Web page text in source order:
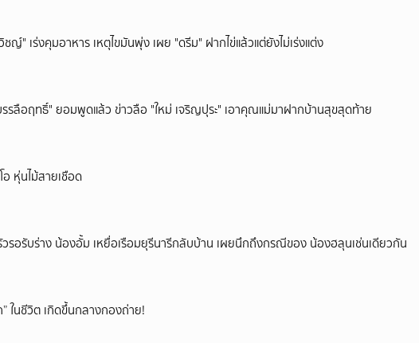
ญ์" เร่งคุมอาหาร เหตุไขมันพุ่ง เผย "ดรีม" ฝากไข่แล้วแต่ยังไม่เร่งแต่ง
รลือฤทธิ์" ยอมพูดแล้ว ข่าวลือ "ใหม่ เจริญปุระ" เอาคุณแม่มาฝากบ้านสุขสุดท้าย
หุ่นไม้สายเชือด
รอรับร่าง น้องอั้ม เหยื่อเรือมยุรีนารีกลับบ้าน เผยนึกถึงกรณีของ น้องฮลุนเช่นเดียวกัน
” ในชีวิต เกิดขึ้นกลางกองถ่าย!